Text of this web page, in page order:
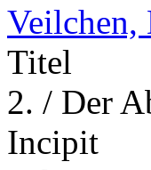
Veilchen,
Titel
2. / Der
Incipit